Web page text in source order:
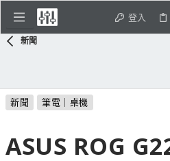
登入
新聞
新聞 筆電｜桌機
ASUS ROG